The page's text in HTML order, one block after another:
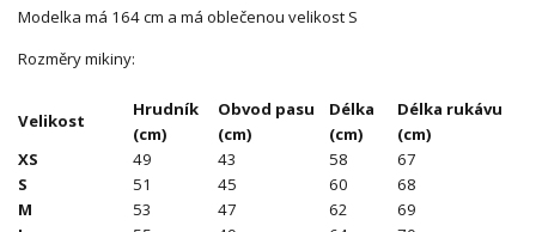
Modelka má 164 cm a má oblečenou velikost S
Rozměry mikiny:
Velikost
Hrudník
(cm)
Obvod pasu
(cm)
Délka
(cm)
Délka rukávu
(cm)
XS
49 43 58
67
S
51 45 60
68
M
53 47 62
69